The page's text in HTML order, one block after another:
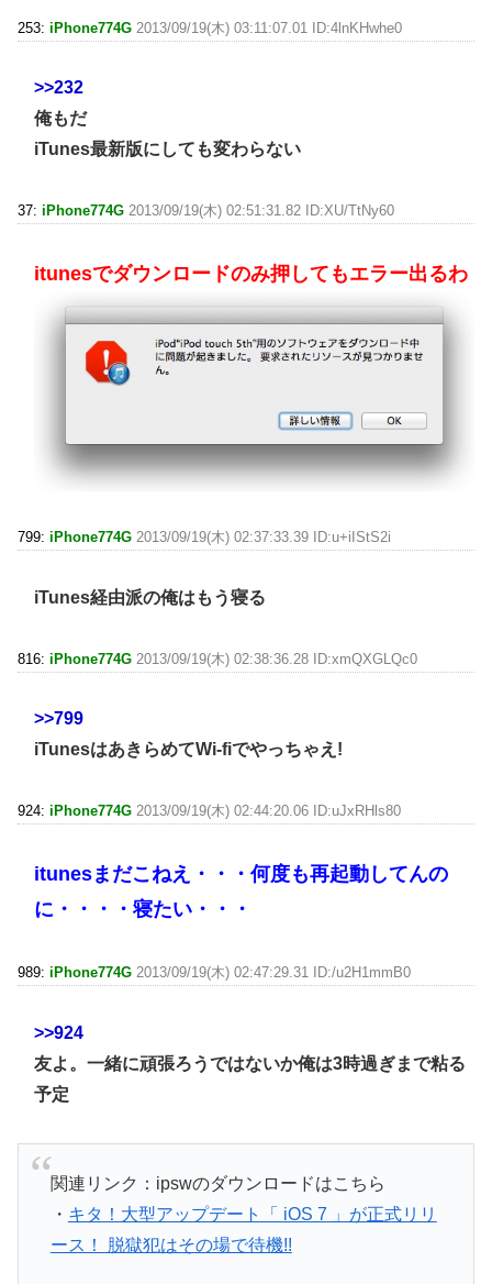
253: iPhone774G 2013/09/19(木) 03:11:07.01 ID:4lnKHwhe0
>>232
俺もだ
iTunes最新版にしても変わらない
37: iPhone774G 2013/09/19(木) 02:51:31.82 ID:XU/TtNy60
itunesでダウンロードのみ押してもエラー出るわ
799: iPhone774G 2013/09/19(木) 02:37:33.39 ID:u+iIStS2i
iTunes経由派の俺はもう寝る
816: iPhone774G 2013/09/19(木) 02:38:36.28 ID:xmQXGLQc0
>>799
iTunesはあきらめてWi-fiでやっちゃえ!
924: iPhone774G 2013/09/19(木) 02:44:20.06 ID:uJxRHls80
itunesまだこねえ・・・何度も再起動してんの
に・・・・寝たい・・・
989: iPhone774G 2013/09/19(木) 02:47:29.31 ID:/u2H1mmB0
>>924
友よ。一緒に頑張ろうではないか俺は3時過ぎまで粘る
予定
関連リンク：ipswのダウンロードはこちら
・ キタ！大型アップデート「 iOS 7 」が正式リリ
ース！ 脱獄犯はその場で待機!!